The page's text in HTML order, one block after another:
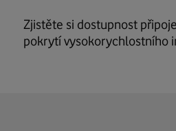
Zjistěte si dostupnost
pokrytí vysokorychlostního